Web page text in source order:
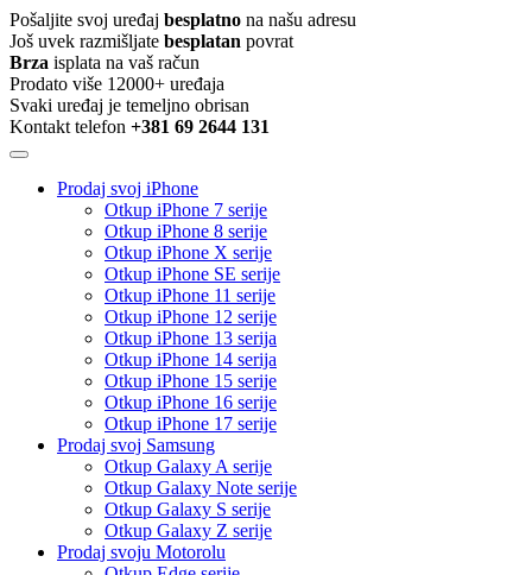
Pošaljite svoj uređaj besplatno na našu adresu
Još uvek razmišljate besplatan povrat
Brza isplata na vaš račun
Prodato više 12000+ uređaja
Svaki uređaj je temeljno obrisan
Kontakt telefon +381 69 2644 131
Prodaj svoj iPhone
Otkup iPhone 7 serije
Otkup iPhone 8 serije
Otkup iPhone X serije
Otkup iPhone SE serije
Otkup iPhone 11 serije
Otkup iPhone 12 serije
Otkup iPhone 13 serija
Otkup iPhone 14 serija
Otkup iPhone 15 serije
Otkup iPhone 16 serije
Otkup iPhone 17 serije
Prodaj svoj Samsung
Otkup Galaxy A serije
Otkup Galaxy Note serije
Otkup Galaxy S serije
Otkup Galaxy Z serije
Prodaj svoju Motorolu